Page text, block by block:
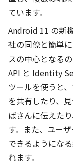
ています。
Android 11 の新
社の同僚と簡単
スの中心となる
API と Identity
ツールを使うと
を共有したり、
ばさんに伝えた
す。また、ユー
できるようにな
れます。